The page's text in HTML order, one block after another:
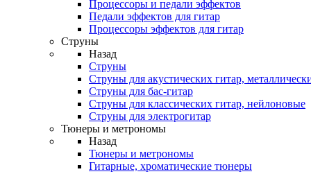
Процессоры и педали эффектов
Педали эффектов для гитар
Процессоры эффектов для гитар
Струны
Назад
Струны
Струны для акустических гитар,
Струны для бас-гитар
Струны для классических гитар, нейлоновые
Струны для электрогитар
Тюнеры и метрономы
Назад
Тюнеры и метрономы
Гитарные, хроматические тюнеры